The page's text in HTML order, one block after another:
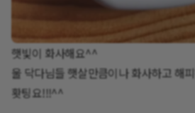
햇빛이 화사해요^^
울 닥다님들 햇살만큼이나 화사하고 해
홧팅요!!!^^